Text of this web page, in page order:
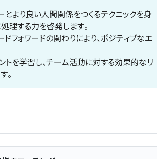
とより良い人間関係をつくるテクニックを身
理する力を啓発します。
フォワードの関わりにより、ポジティブなエ
トを学習し、チーム活動に対する効果的なリ
。